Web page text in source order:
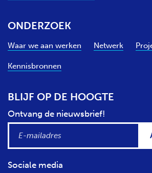
ONDERZOEK
Waar we aan werken Netwerk
Kennisbronnen
BLIJF OP DE HOOGTE
Ontvang de nieuwsbrief!
Sociale media